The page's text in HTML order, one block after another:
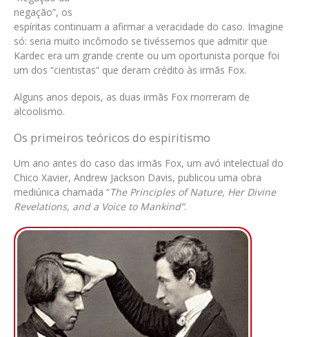
negação”, os
espíritas continuam a afirmar a veracidade do caso. Imagine
só: seria muito incômodo se tivéssemos que admitir que
Kardec era um grande crente ou um oportunista porque foi
um dos “cientistas” que deram crédito às irmãs Fox.
Alguns anos depois, as duas irmãs Fox morreram de
alcoolismo.
Os primeiros teóricos do espiritismo
Um ano antes do caso das irmãs Fox, um avó intelectual do
Chico Xavier, Andrew Jackson Davis, publicou uma obra
mediúnica chamada “The Principles of Nature, Her Divine
Revelations, and a Voice to Mankind”.